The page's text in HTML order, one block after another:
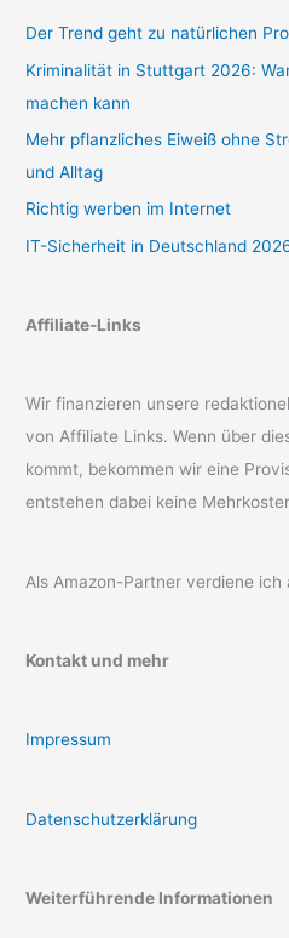
Der Trend geht zu natürlichen
Kriminalität in Stuttgart 2026:
machen kann
Mehr pflanzliches Eiweiß ohne
und Alltag
Richtig werben im Internet
IT-Sicherheit in Deutschland
Affiliate-Links
Wir finanzieren unsere
von Affiliate Links. Wenn über
kommt, bekommen wir eine
entstehen dabei keine
Als Amazon-Partner verdiene
Kontakt und mehr
Impressum
Datenschutzerklärung
Weiterführende Informationen